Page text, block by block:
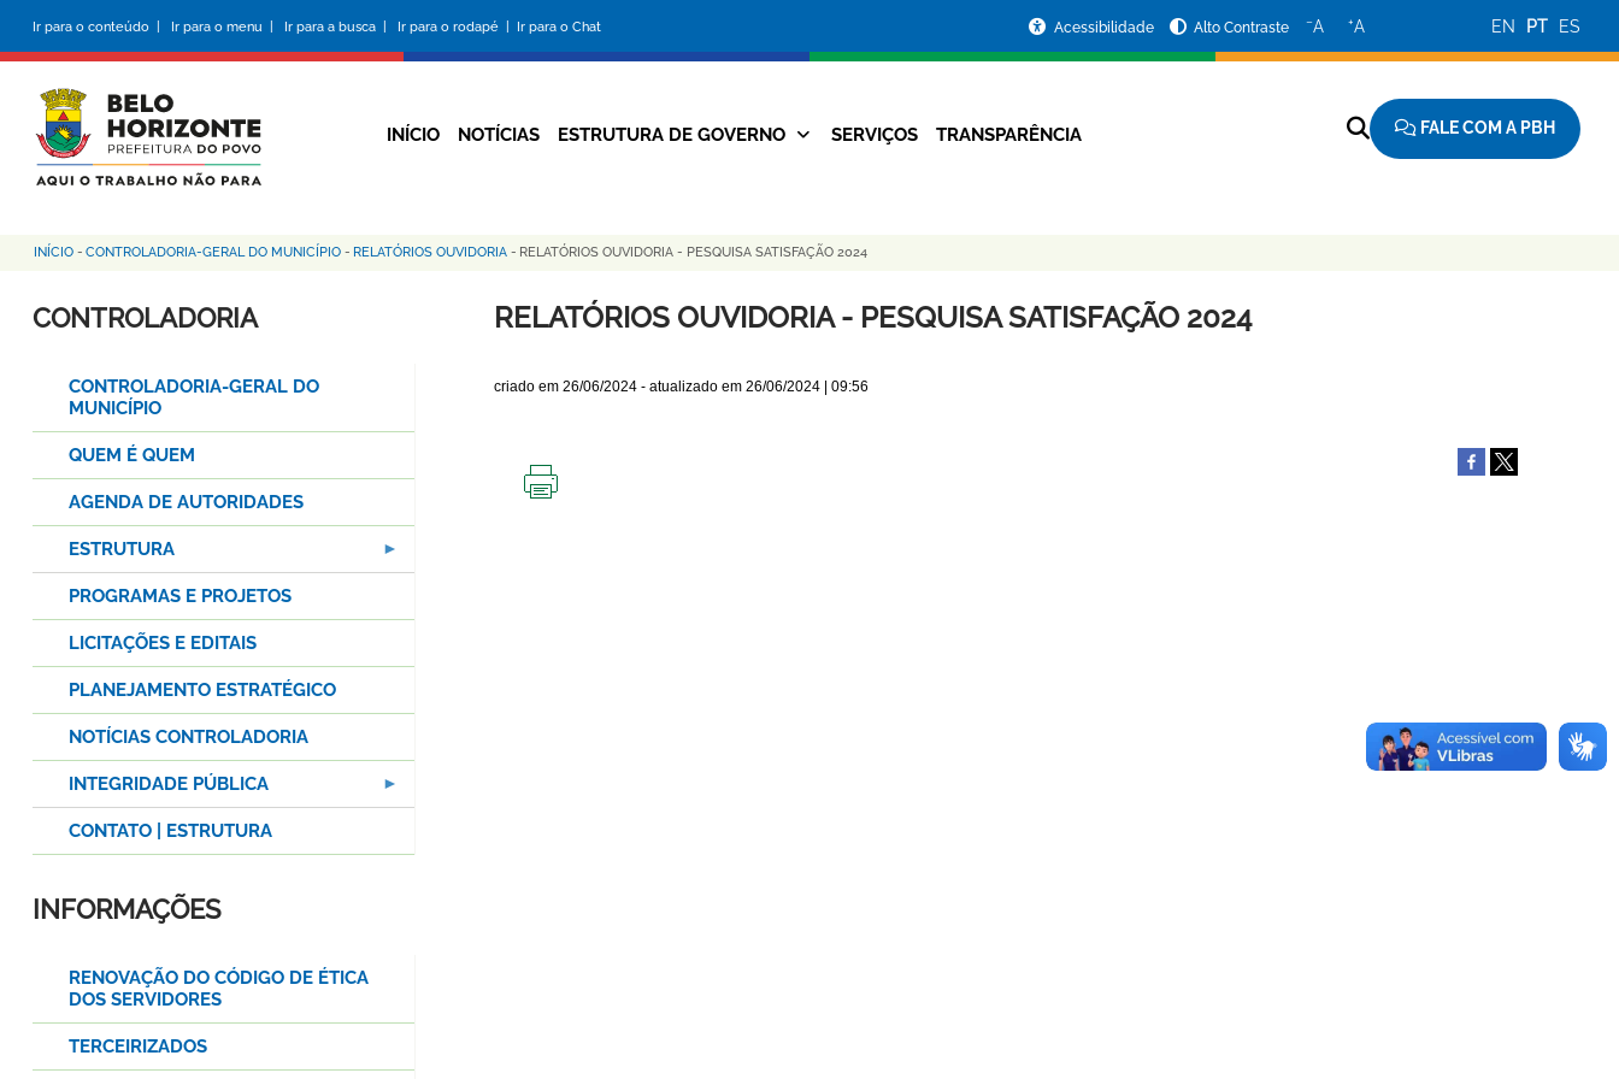
conteúdo
principal
Ir para o conteúdo | Ir para o menu | Ir para a busca | Ir para o rodapé | Ir para o Chat
da
Prefeitura
Acessibilidade Alto Contraste −A +A EN PT ES
Navegação
INÍCIO NOTÍCIAS ESTRUTURA DE GOVERNO SERVIÇOS TRANSPARÊNCIA FALE COM A PBH
Trilha
de
INÍCIO - CONTROLADORIA-GERAL DO MUNICÍPIO - RELATÓRIOS OUVIDORIA - RELATÓRIOS OUVIDORIA - PESQUISA SATISFAÇÃO 2024
RELATÓRIOS OUVIDORIA - PESQUISA SATISFAÇÃO 2024
criado em 26/06/2024- atualizado em 26/06/2024 | 09:56
CONTROLADORIA
CONTROLADORIA-GERAL DO
MUNICÍPIO
QUEM É QUEM
AGENDA DE AUTORIDADES
ESTRUTURA
PROGRAMAS E PROJETOS
LICITAÇÕES E EDITAIS
PLANEJAMENTO ESTRATÉGICO
NOTÍCIAS CONTROLADORIA
INTEGRIDADE PÚBLICA
CONTATO | ESTRUTURA
INFORMAÇÕES
RENOVAÇÃO DO CÓDIGO DE ÉTICA
DOS SERVIDORES
TERCEIRIZADOS